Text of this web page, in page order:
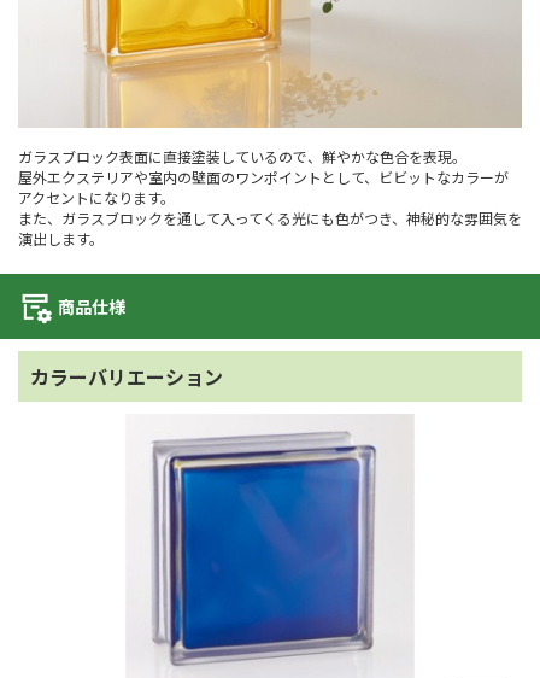
ガラスブロック表面に直接塗装しているので、鮮やかな色合を表現。
屋外エクステリアや室内の壁面のワンポイントとして、ビビットなカラーが
アクセントになります。
また、ガラスブロックを通して入ってくる光にも色がつき、神秘的な雰囲気を
演出します。
商品仕様
カラーバリエーション